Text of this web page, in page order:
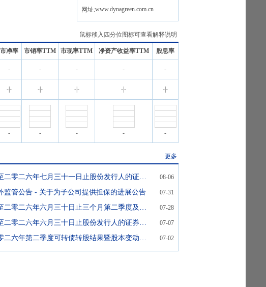
网址:www.dynagreen.com.cn
鼠标移入四分位图标可查看解释说明
市净率 市销率TTM 市现率TTM 净资产收益率TTM 股息率
- - - - -
-- -|- -|- -- --
- - - - -
更多
截至二零二六年七月三十一日止股份发行人的证券变动月报表 08-06
监管公告 - 关于为子公司提供担保的进展公告 07-31
截至二零二六年六月三十日止三个月第二季度及截至二零二六年六月三十日止半年度未经审核营运数据公告 07-28
截至二零二六年六月三十日止股份发行人的证券变动月报表 07-07
二零二六年第二季度可转债转股结果暨股本变动的公告 07-02